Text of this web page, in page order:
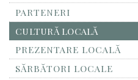
PARTENERI
CULTURĂ LOCALĂ
PREZENTARE LOCALĂ
SĂRBĂTORI LOCALE